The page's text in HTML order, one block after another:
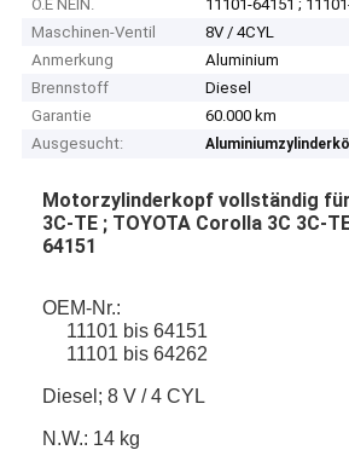
O.E NEIN.
11101-64151 ;
Maschinen-Ventil
8V / 4CYL
Anmerkung
Aluminium
Brennstoff
Diesel
Garantie
60.000 km
Ausgesucht:
Motorzylinderkopf vollständig für
3C-TE ; TOYOTA Corolla 3C 3C-
64151
OEM-Nr.:
11101 bis 64151
11101 bis 64262
Diesel; 8 V / 4 CYL
N.W.: 14 kg